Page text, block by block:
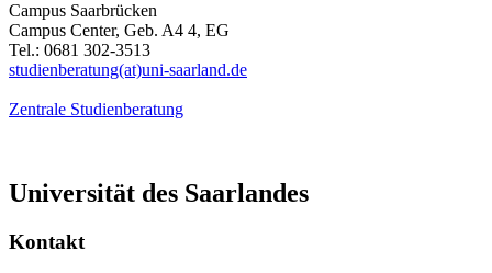
Campus Saarbrücken
Campus Center, Geb. A4 4, EG
Tel.: 0681 302-3513
studienberatung(at)uni-saarland.de
Zentrale Studienberatung
Universität des Saarlandes
Kontakt